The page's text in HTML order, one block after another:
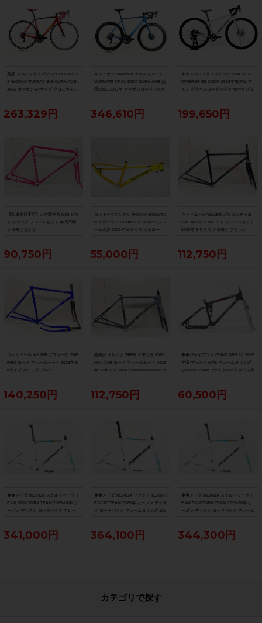
美品 スペシャライズド SPECIALIZED
S-WORKS TARMAC SL5 DURA-ACE
2015 カーボン 54サイズ グロスキャン
263,329円
キャニオン CANYON アルティメート
ULTIMATE CF SL DISC DURA-ACE 油
圧DISC 2017年 カーボンロードバイク
346,610円
★★スペシャライズド SPECIALIZED
DIVERGE E5 COMP 2023年モデル ア
ルミ グラベルロードバイク 49サイズ 1
199,650円
【公道走行不可】山本製作所 NJS ピス
ト トラック フレームセット 年式不明
クロモリ ピンク
90,750円
ロッキーマウンテン ROCKY MOUNTAI
N グローラー GROWLER 50 MTB フレ
ームのみ 2021年 Mサイズ イエロー
55,000円
ウィリエール WILIER ガスタルデッロ
GASTALDELLO ロード フレームセット
2020年 Sサイズ クロモリ ブラック
112,750円
ウィリエール WILIER ザフィーロ ZAF
FIRO ロード フレームセット 2022年 5
0サイズ クロモリ ブルー
140,250円
超美品 トレック TREK エモンダ EMO
NDA ALR ロード フレームセット 2026
年 52サイズ Slate Prismatic/Black Pri
112,750円
◆◆ジャイアント GIANT NRS C1 2005
年頃 ディスク MTB フレーム Sサイズ
QR100/135mm（サイクルパラダイス大
60,500円
◆◆メリダ MERIDA スクルトゥーラ T
EAM SCULTURA TEAM 2025-26年 カ
ーボン ディスク ロードバイク フレー
341,000円
◆◆メリダ MERIDA リアクト TEAM R
EACTO TEAM 2025年 カーボン ディス
ク ロードバイク フレーム Sサイズ 12x
364,100円
◆◆メリダ MERIDA スクルトゥーラ T
EAM SCULTURA TEAM 2025-26年 カ
ーボン ディスク ロードバイク フレーム
344,300円
カテゴリで探す